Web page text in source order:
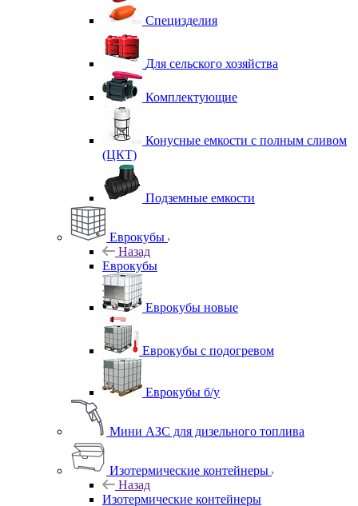
Специзделия
Для сельского хозяйства
Комплектующие
Конусные емкости с полным сливом
(ЦКТ)
Подземные емкости
Еврокубы
Назад
Еврокубы
Еврокубы новые
Еврокубы с подогревом
Еврокубы б/у
Мини АЗС для дизельного топлива
Изотермические контейнеры
Назад
Изотермические контейнеры